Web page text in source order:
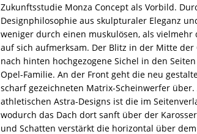
Zukunftsstudie Monza Concept als Vorbild.
Designphilosophie aus skulpturaler Eleganz
weniger durch einen muskulösen, als
auf sich aufmerksam. Der Blitz in der Mitte
nach hinten hochgezogene Sichel in den
Opel-Familie. An der Front geht die neu
scharf gezeichneten Matrix-Scheinwerfer
athletischen Astra-Designs ist die im
wodurch das Dach dort sanft über der
und Schatten verstärkt die horizontal über